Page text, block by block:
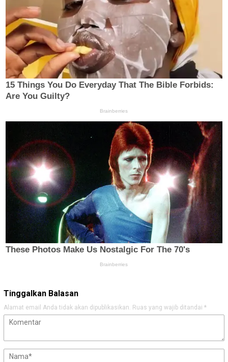
Tinggalkan Balasan
Alamat email Anda tidak akan dipublikasikan. Ruas yang wajib ditandai *